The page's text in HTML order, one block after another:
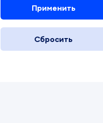
Применить
Сбросить